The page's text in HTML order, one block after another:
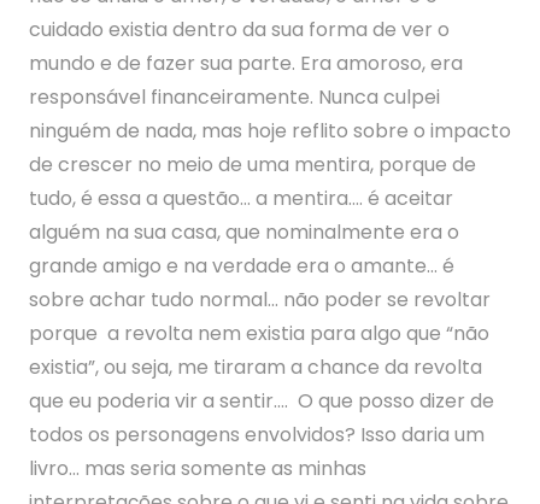
cuidado existia dentro da sua forma de ver o
mundo e de fazer sua parte. Era amoroso, era
responsável financeiramente. Nunca culpei
ninguém de nada, mas hoje reflito sobre o impacto
de crescer no meio de uma mentira, porque de
tudo, é essa a questão… a mentira…. é aceitar
alguém na sua casa, que nominalmente era o
grande amigo e na verdade era o amante… é
sobre achar tudo normal… não poder se revoltar
porque a revolta nem existia para algo que “não
existia”, ou seja, me tiraram a chance da revolta
que eu poderia vir a sentir…. O que posso dizer de
todos os personagens envolvidos? Isso daria um
livro… mas seria somente as minhas